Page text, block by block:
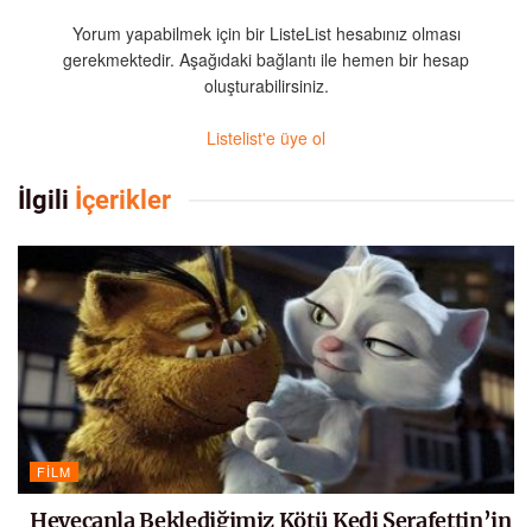
Yorum yapabilmek için bir ListeList hesabınız olması
gerekmektedir. Aşağıdaki bağlantı ile hemen bir hesap
oluşturabilirsiniz.
Listelist'e üye ol
İlgili İçerikler
FILM
Heyecanla Beklediğimiz Kötü Kedi Şerafettin’in